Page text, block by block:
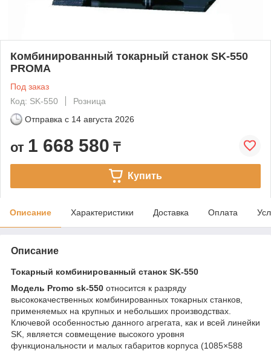
Комбинированный токарный станок SK-550
PROMA
Под заказ
Код: SK-550
Розница
Отправка с 14 августа 2026
от 1 668 580 ₸
Купить
Описание Характеристики Доставка Оплата
Описание
Токарный комбинированный станок SK-550
Модель Promo sk-550 относится к разряду
высококачественных комбинированных токарных станков,
применяемых на крупных и небольших производствах.
Ключевой особенностью данного агрегата, как и всей линейки
SK, является совмещение высокого уровня
функциональности и малых габаритов корпуса (1085×588